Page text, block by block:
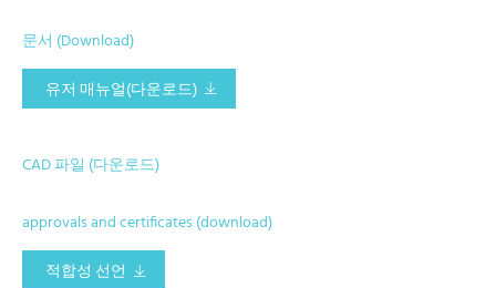
문서 (Download)
유저 매뉴얼(다운로드)
CAD 파일 (다운로드)
approvals and certificates (download)
적합성 선언